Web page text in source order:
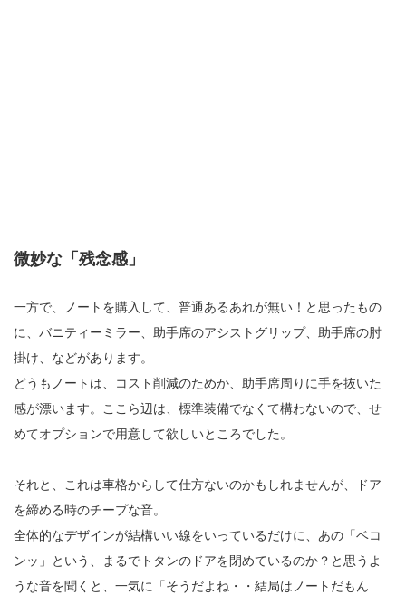
微妙な「残念感」
一方で、ノートを購入して、普通あるあれが無い！と思ったもの
に、バニティーミラー、助手席のアシストグリップ、助手席の肘
掛け、などがあります。
どうもノートは、コスト削減のためか、助手席周りに手を抜いた
感が漂います。ここら辺は、標準装備でなくて構わないので、せ
めてオプションで用意して欲しいところでした。
それと、これは車格からして仕方ないのかもしれませんが、ドア
を締める時のチープな音。
全体的なデザインが結構いい線をいっているだけに、あの「ベコ
ンッ」という、まるでトタンのドアを閉めているのか？と思うよ
うな音を聞くと、一気に「そうだよね・・結局はノートだもん